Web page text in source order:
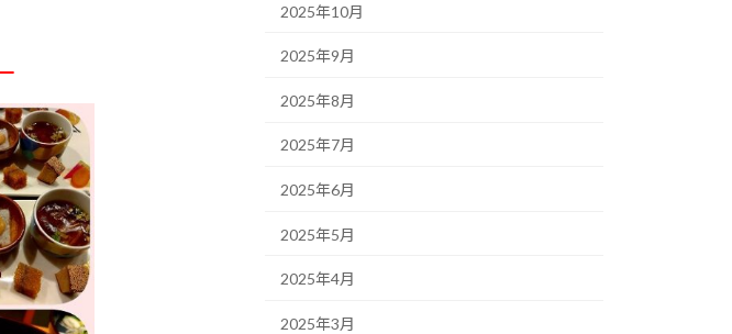
2025年10月
2025年9月
2025年8月
2025年7月
2025年6月
2025年5月
2025年4月
2025年3月